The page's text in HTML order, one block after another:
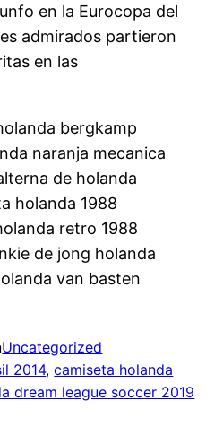
en la Eurocopa del
admirados partieron
en las
Uncategorized
2014, camiseta holanda
dream league soccer 2019